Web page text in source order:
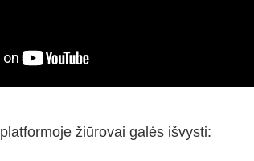
žiūrovai galės išvysti: